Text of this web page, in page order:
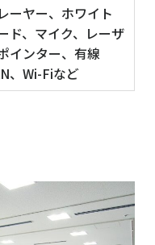
ーヤー、ホワイト
ド、マイク、レーザ
インター、有線
、Wi-Fiなど